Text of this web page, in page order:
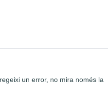
un error, no mira només la